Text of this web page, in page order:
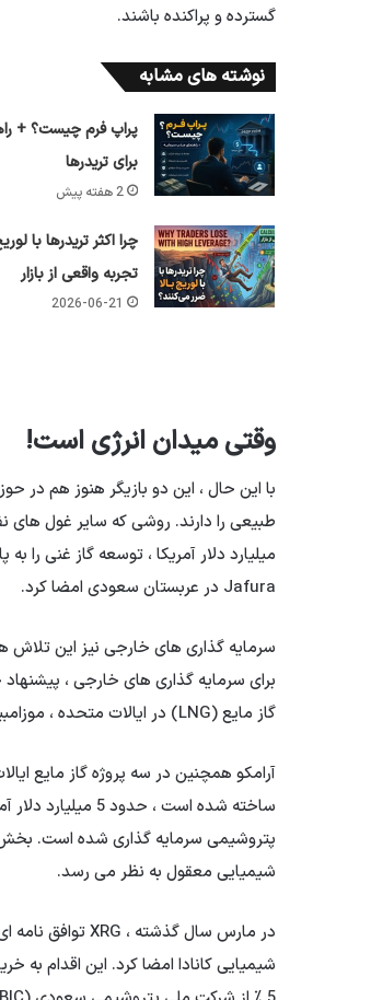
گسترده و پراکنده باشند.
نوشته های مشابه
پراپ فرم چیست؟ +
برای تریدرها
2 هفته پیش
چرا اکثر تریدرها با
تجربه واقعی از بازار
2026-06-21
وقتی میدان انرژی است!
با این حال ، این دو بازیگر هنوز هم در
Jafura در عربستان سعودی امضا کرد.
گاز مایع (LNG) در ایالات متحده ، موزامبیک و ترکمنستان خریداری کرد.
ساخته شده است ،
پتروشیمی سرمایه گذاری شده است. بخش
شیمیایی معقول به نظر می رسد.